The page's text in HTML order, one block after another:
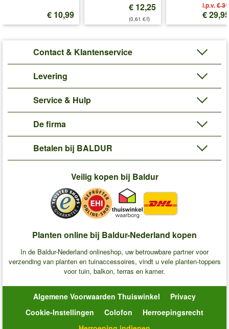
€ 10,99
€ 12,25
(0,61 €/l)
i.p.v.€
€ 29,95
Contact & Klantenservice
Levering
Service & Hulp
De firma
Betalen bij BALDUR
Veilig kopen bij Baldur
Planten online bij Baldur-Nederland kopen
In de Baldur-Nederland onlineshop, uw betrouwbare partner voor
verzending van planten en tuinaccessoires, vindt u vele planten-toppers
voor tuin, balkon, terras en kamer.
Algemene Voorwaarden Thuiswinkel
Privacy
Cookie-Instellingen
Colofon
Herroepingsrecht